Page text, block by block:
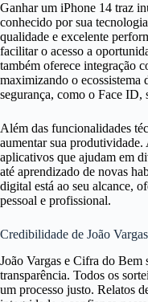
Ganhar um iPhone 14 traz
conhecido por sua
qualidade e excelente
facilitar o acesso a
também oferece integração
maximizando o ecossistema
segurança, como o Face ID,
Além das funcionalidades
aumentar sua
aplicativos que ajudam em
até aprendizado de novas
digital está ao seu alcance,
pessoal e profissional.
Credibilidade de João
João Vargas e Cifra do Bem
transparência. Todos os
um processo justo. Relatos